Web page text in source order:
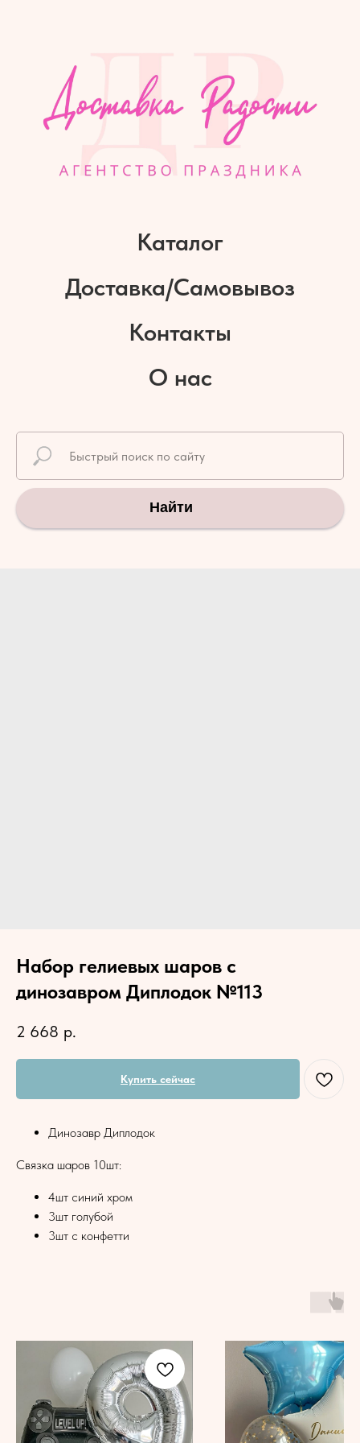
Каталог
Доставка/Самовывоз
Контакты
О нас
Найти
Набор гелиевых шаров с
динозавром Диплодок №113
2 668 р.
Купить сейчас
Динозавр Диплодок
Связка шаров 10шт:
4шт синий хром
3шт голубой
3шт с конфетти